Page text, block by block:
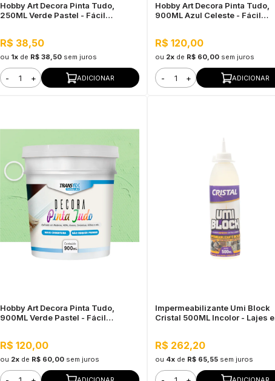
Hobby Art Decora Pinta Tudo,
250ML Verde Pastel - Fácil
R$ 38,50
ou 1xde R$ 38,50 sem juros
- + ADICIONAR
Hobby Art Decora Pinta Tudo,
900ML Azul Celeste - Fácil
R$ 120,00
ou 2x de R$ 60,00 sem juros
- + ADICIONAR
Hobby Art Decora Pinta Tudo,
900ML Verde Pastel - Fácil
R$ 120,00
ou 2xde R$ 60,00 sem juros
Impermeabilizante Umi Block
Cristal 500ML Incolor - Lajes e
R$ 262,20
ou 4x de R$ 65,55 sem juros